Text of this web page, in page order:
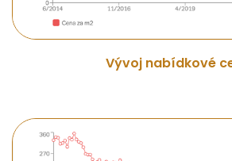
Vývoj nabídkové